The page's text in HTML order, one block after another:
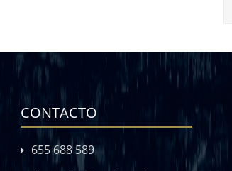
CONTACTO
655 688 589